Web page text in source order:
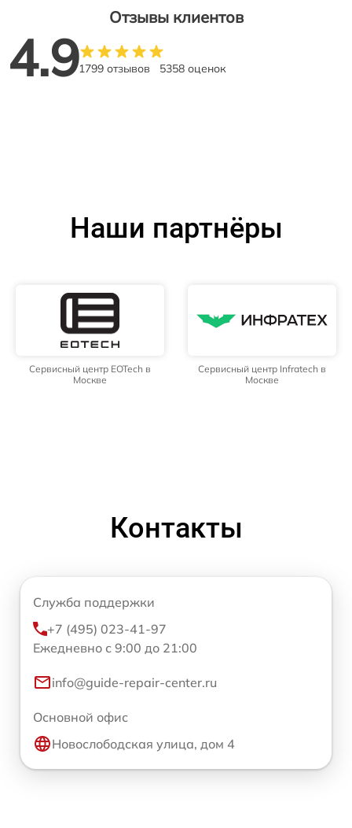
Отзывы клиентов
4.91799 отзывов 5358 оценок
Наши партнёры
Сервисный центр EOTech в
Москве
Сервисный центр Infratech в
Москве
Контакты
Служба поддержки
+7 (495) 023-41-97
Ежедневно с 9:00 до 21:00
info@guide-repair-center.ru
Основной офис
Новослободская улица, дом 4